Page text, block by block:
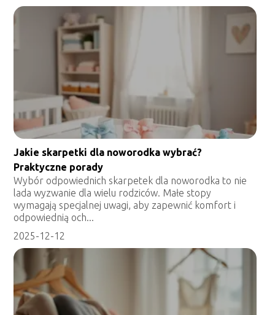
Jakie skarpetki dla noworodka wybrać?
Praktyczne porady
Wybór odpowiednich skarpetek dla noworodka to nie
lada wyzwanie dla wielu rodziców. Małe stopy
wymagają specjalnej uwagi, aby zapewnić komfort i
odpowiednią och...
2025-12-12